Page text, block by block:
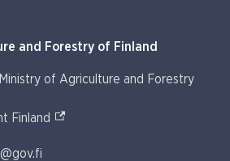
and Forestry of Finland
of Agriculture and Forestry
Finland (External link)